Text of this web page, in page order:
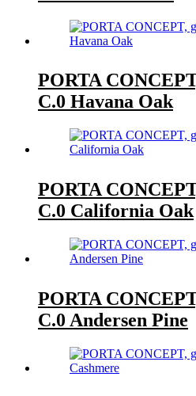
PORTA
C.0 Havana Oak
PORTA
C.0 California Oak
PORTA
C.0 Andersen Pine